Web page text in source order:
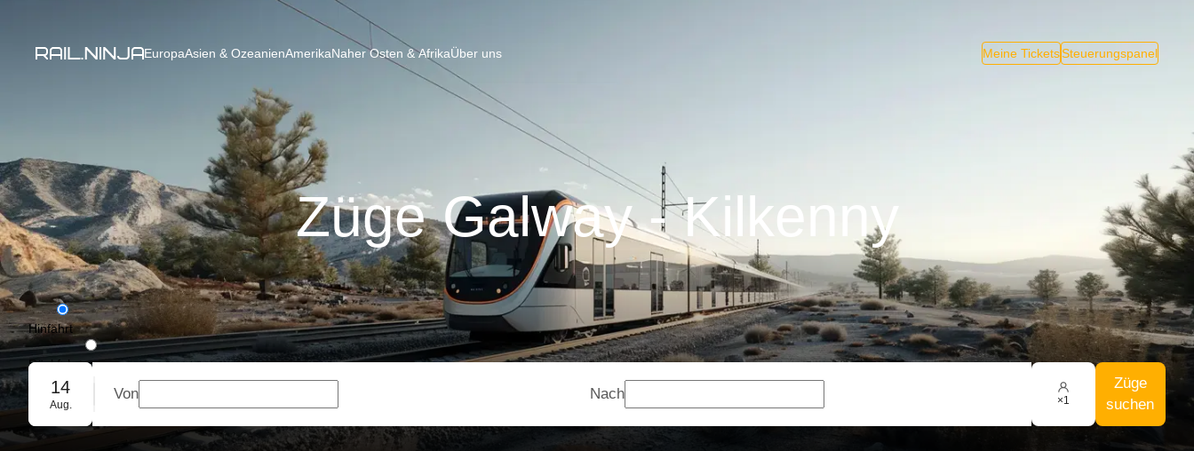
EuropaAsien & OzeanienAmerikaNaher Osten & AfrikaÜber uns Meine TicketsSteuerungspanel
Züge Galway - Kilkenny
Hinfahrt
Rückfahrt
Gruppenbuchung
14
Aug.
Von Nach ×1
Züge
suchen